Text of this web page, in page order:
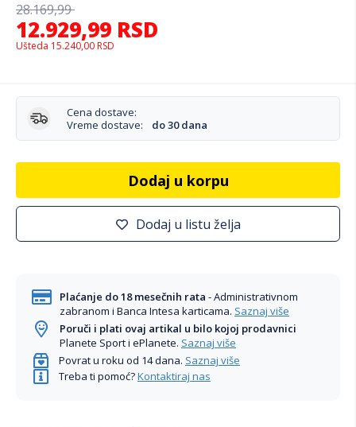
12.929,99 RSD
28.169,99
Ušteda 15.240,00 RSD
Cena dostave:
Vreme dostave:
do 30 dana
Dodaj u korpu
Dodaj u listu želja
Plaćanje do 18 mesečnih rata - Administrativnom
zabranom i Banca Intesa karticama. Saznaj više
Poruči i plati ovaj artikal u bilo kojoj prodavnici
Planete Sport i ePlanete. Saznaj više
Povrat u roku od 14 dana. Saznaj više
Treba ti pomoć?Kontaktiraj nas